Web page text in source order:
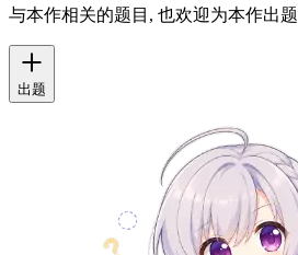
与本作相关的题目, 也欢迎为本作出题
出题